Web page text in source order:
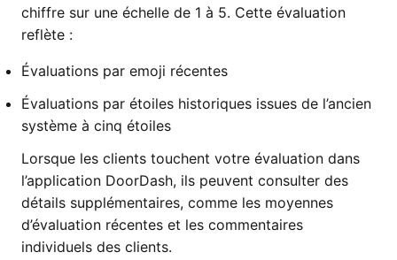
chiffre sur une échelle de 1 à 5. Cette évaluation
reflète :
Évaluations par emoji récentes
Évaluations par étoiles historiques issues de l’ancien
système à cinq étoiles
Lorsque les clients touchent votre évaluation dans
l’application DoorDash, ils peuvent consulter des
détails supplémentaires, comme les moyennes
d’évaluation récentes et les commentaires
individuels des clients.